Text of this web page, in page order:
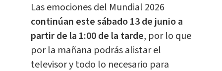
Las emociones del Mundial 2026
continúan este sábado 13 de junio a
partir de la 1:00 de la tarde, por lo que
por la mañana podrás alistar el
televisor y todo lo necesario para